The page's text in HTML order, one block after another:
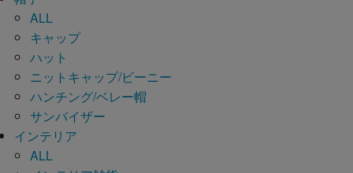
ALL
キャップ
ハット
ニットキャップ/ビーニー
ハンチング/ベレー帽
サンバイザー
インテリア
ALL